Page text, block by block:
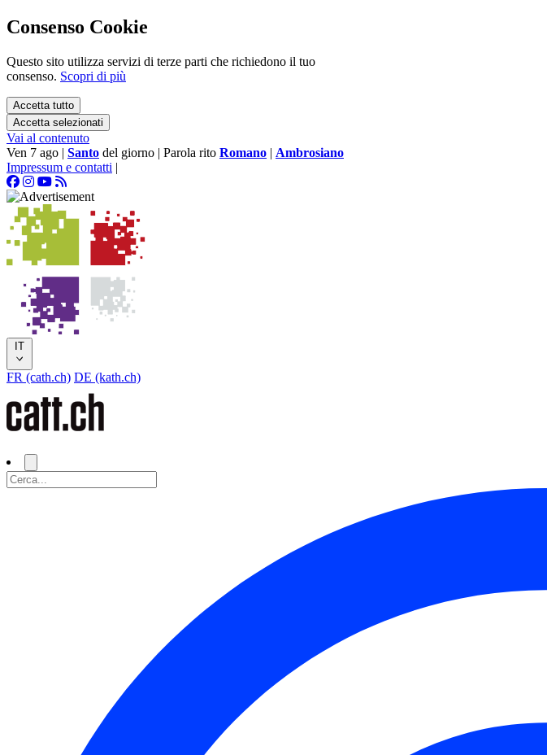
Consenso Cookie
Questo sito utilizza servizi di terze parti che richiedono il tuo
consenso. Scopri di più
Accetta tutto
Accetta selezionati
Vai al contenuto
Ven 7 ago | Santo del giorno | Parola rito Romano | Ambrosiano
Impressum e contatti |
IT
FR (cath.ch) DE (kath.ch)